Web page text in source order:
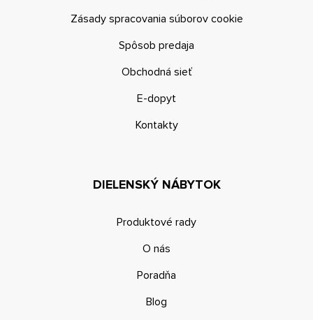
Zásady spracovania súborov cookie
Spôsob predaja
Obchodná sieť
E-dopyt
Kontakty
DIELENSKÝ NÁBYTOK
Produktové rady
O nás
Poradňa
Blog